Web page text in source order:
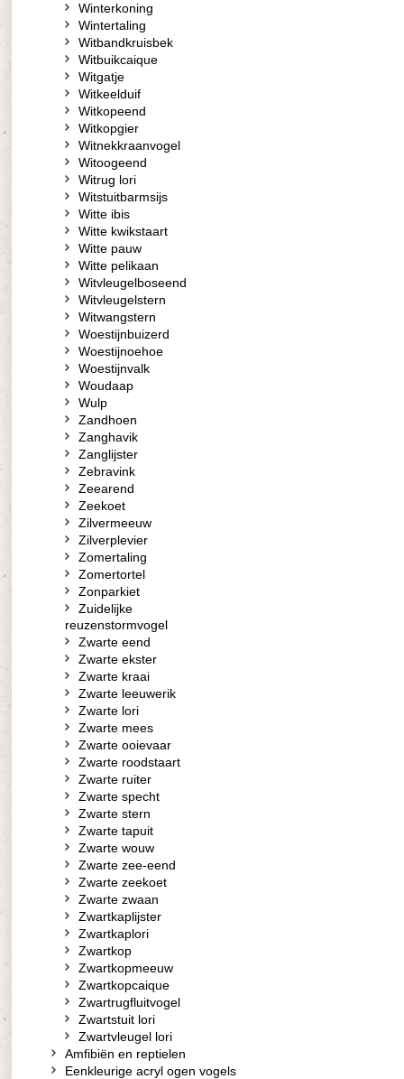
Winterkoning
Wintertaling
Witbandkruisbek
Witbuikcaique
Witgatje
Witkeelduif
Witkopeend
Witkopgier
Witnekkraanvogel
Witoogeend
Witrug lori
Witstuitbarmsijs
Witte ibis
Witte kwikstaart
Witte pauw
Witte pelikaan
Witvleugelboseend
Witvleugelstern
Witwangstern
Woestijnbuizerd
Woestijnoehoe
Woestijnvalk
Woudaap
Wulp
Zandhoen
Zanghavik
Zanglijster
Zebravink
Zeearend
Zeekoet
Zilvermeeuw
Zilverplevier
Zomertaling
Zomertortel
Zonparkiet
Zuidelijke
reuzenstormvogel
Zwarte eend
Zwarte ekster
Zwarte kraai
Zwarte leeuwerik
Zwarte lori
Zwarte mees
Zwarte ooievaar
Zwarte roodstaart
Zwarte ruiter
Zwarte specht
Zwarte stern
Zwarte tapuit
Zwarte wouw
Zwarte zee-eend
Zwarte zeekoet
Zwarte zwaan
Zwartkaplijster
Zwartkaplori
Zwartkop
Zwartkopmeeuw
Zwartkopcaique
Zwartrugfluitvogel
Zwartstuit lori
Zwartvleugel lori
Amfibiën en reptielen
Eenkleurige acryl ogen vogels